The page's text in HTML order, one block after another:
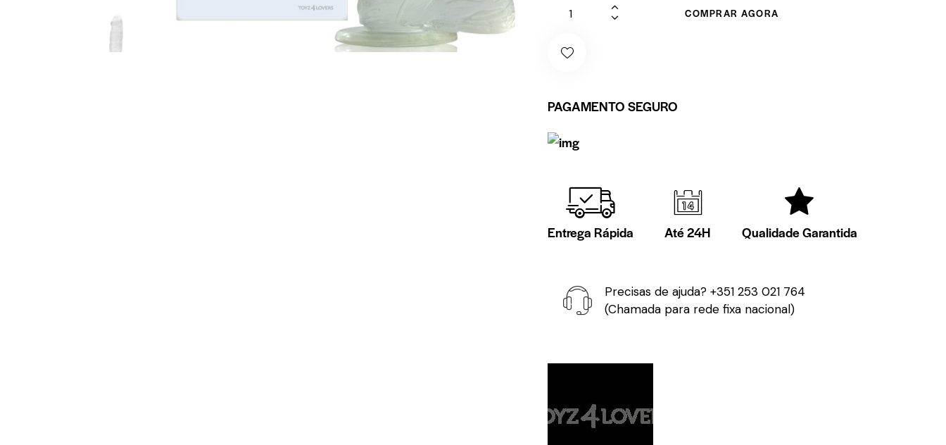
COMPRAR AGORA
PAGAMENTO SEGURO
Entrega Rápida Até 24H Qualidade Garantida
Precisas de ajuda? +351 253 021 764
(Chamada para rede fixa nacional)